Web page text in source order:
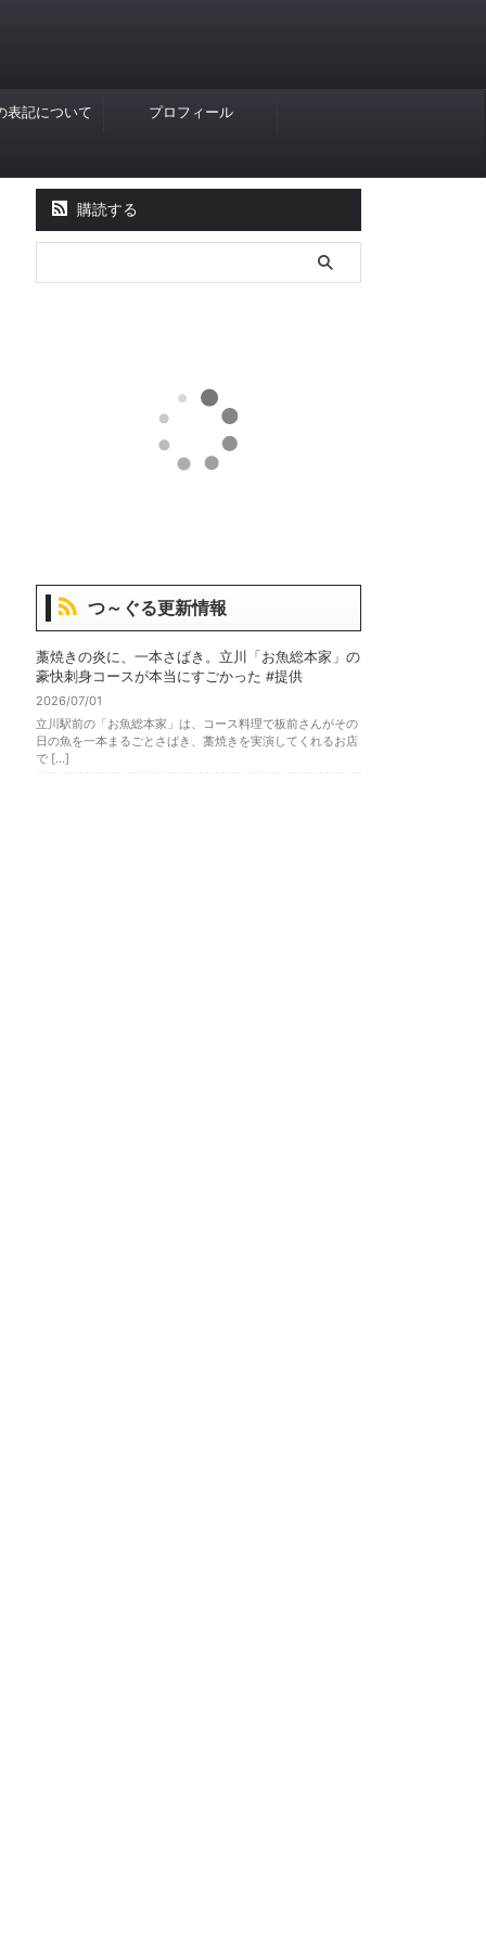
表記について プロフィール
購読する
つ～ぐる更新情報
藁焼きの炎に、一本さばき。立川「お魚総本家」の
豪快刺身コースが本当にすごかった #提供
2026/07/01
立川駅前の「お魚総本家」は、コース料理で板前さんがその
日の魚を一本まるごとさばき、藁焼きを実演してくれるお店
で […]